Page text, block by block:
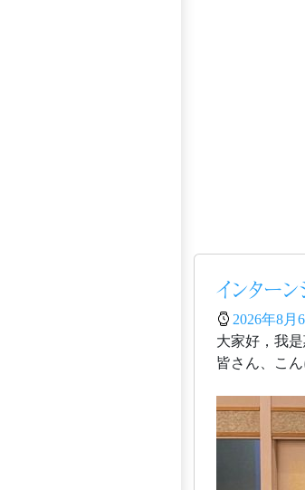
インター
2026年8月
大家好，我是
皆さん、こん